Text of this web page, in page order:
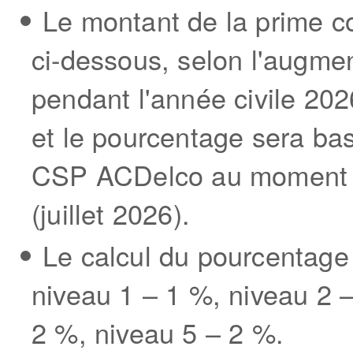
Le montant de la prime
ci-dessous, selon
pendant l'année civile
et le pourcentage sera
CSP ACDelco au
(juillet 2026).
Le calcul du
niveau 1 – 1 %, niveau 2
2 %, niveau 5 – 2 %.